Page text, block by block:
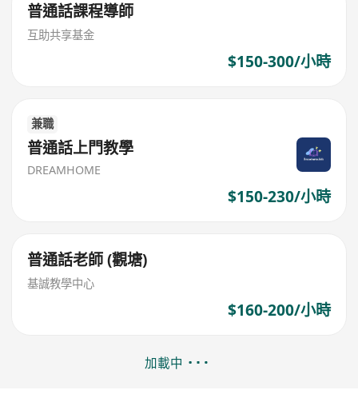
普通話課程導師
互助共享基金
$150-300/小時
兼職
普通話上門教學
DREAMHOME
$150-230/小時
普通話老師 (觀塘)
基誠教學中心
$160-200/小時
加載中